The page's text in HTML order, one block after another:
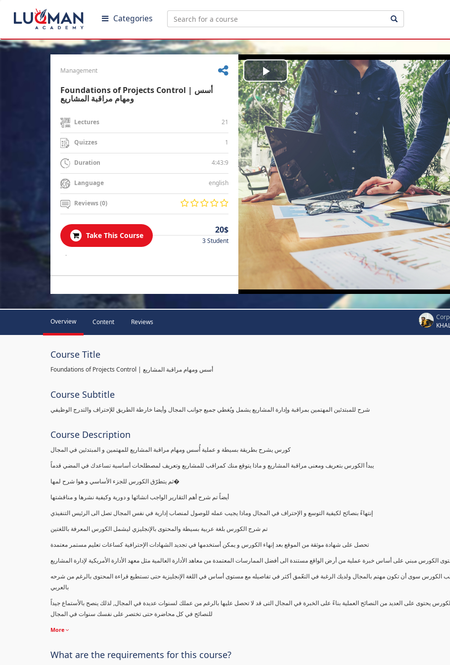
Categories
Management
Foundations of Projects Control | أسس
ومهام مراقبة المشاريع
Lectures 21
Quizzes 1
Duration 4:43:9
Language english
Reviews (0)
Take This Course
20$
3 Student
.
Play
Video
Overview Content Reviews
Course Title
Foundations of Projects Control | أسس ومهام مراقبة المشاريع
Course Subtitle
شرح للمبتدئين المهتمين بمراقبة وإدارة المشاريع يشمل ويُغطي جميع جوانب المجال وأيضا خارطة الطريق للإحتراف والتدرج الوظيفي
Course Description
كورس يشرح بطريقة بسيطة و عملية أُسس ومهام مراقبة المشاريع للمهتمين و المبتدئين في المجال
يبدأ الكورس بتعريف ومعنى مراقبة المشاريع و ماذا يتوقع منك كمراقب للمشاريع وتعريف لمصطلحات أساسية تساعدك في المضي قدماً
ثم يتطرّق الكورس للجزء الأساسي و هوا شرح لمها�
أيضاً تم شرح أهم التقارير الواجب انشائها و دورية وكيفية نشرها و مناقشتها
إنتهاءً بنصائح لكيفية التوسع و الإحتراف في المجال وماذا يجيب عمله للوصول لمنصاب إدارية في نفس المجال تصل الى الرئيس التنفيذي
تم شرح الكورس بلغة عربية بسيطة والمحتوى بالإنجليزي ليشمل الكورس المعرفة باللغتين
تحصل على شهادة موثقة من الموقع بعد إنهاء الكورس و يمكن أستخدمها في تجديد الشهادات الإحترافية كساعات تعليم مستمر معتمدة
الكورس مبني على أساس خبرة عملية من أرض الواقع مستندة الى أفضل الممارسات المعتمدة من معاهد الأدارة العالمية مثل معهد الأدارة الأمريكية لإدارة المشاريع
الكورس سوى أن تكون مهتم بالمجال ولديك الرغبة في التعّمق أكثر في تفاصيله مع مستوى أساس في اللغة الإنجليزية حتى تستطيع قراءة المحتوى بالرغم من شرحه
بالعربي
يحتوى على العديد من النصائح العملية بناءً على الخبرة في المجال التى قد لا تحصل عليها بالرغم من عملك لسنوات عديدة في المجال, لذلك ينصح بالأستماع جيداً
للنصائح في كل محاضرة حتى تختصر على نفسك سنوات في المجال
More
What are the requirements for this course?